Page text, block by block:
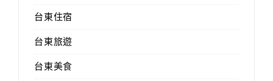
台東住宿
台東旅遊
台東美食